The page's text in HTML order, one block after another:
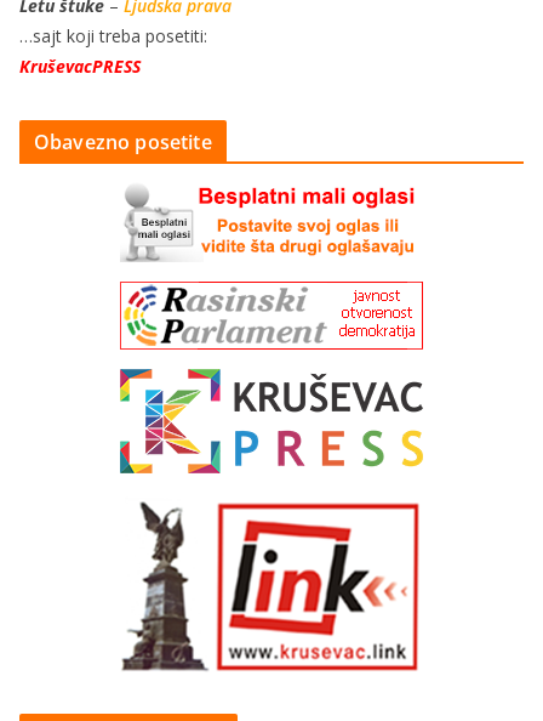
Letu štuke – Ljudska prava
…sajt koji treba posetiti:
KruševacPRESS
Obavezno posetite